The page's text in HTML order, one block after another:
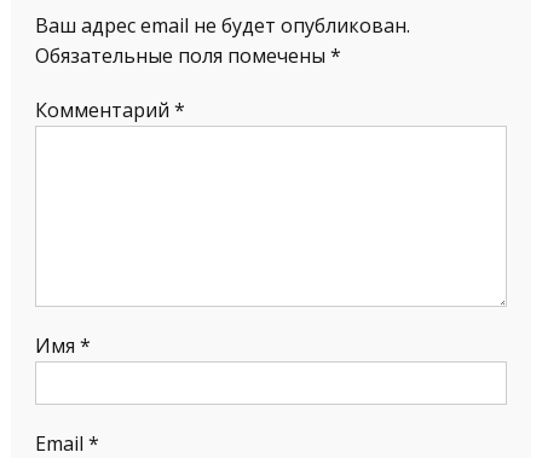
Ваш адрес email не будет опубликован.
Обязательные поля помечены *
Комментарий *
Имя *
Email *